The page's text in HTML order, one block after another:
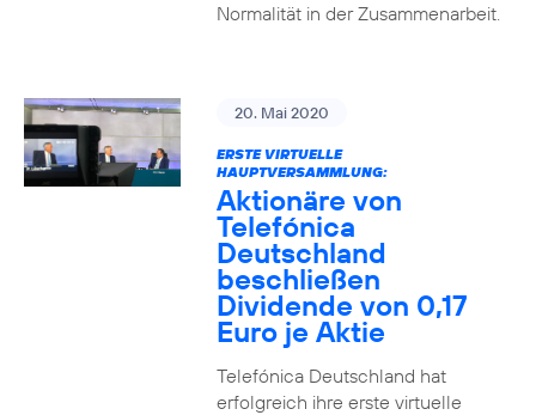
Normalität in der Zusammenarbeit.
20. Mai 2020
ERSTE VIRTUELLE
HAUPTVERSAMMLUNG:
Aktionäre von
Telefónica
Deutschland
beschließen
Dividende von 0,17
Euro je Aktie
Telefónica Deutschland hat
erfolgreich ihre erste virtuelle